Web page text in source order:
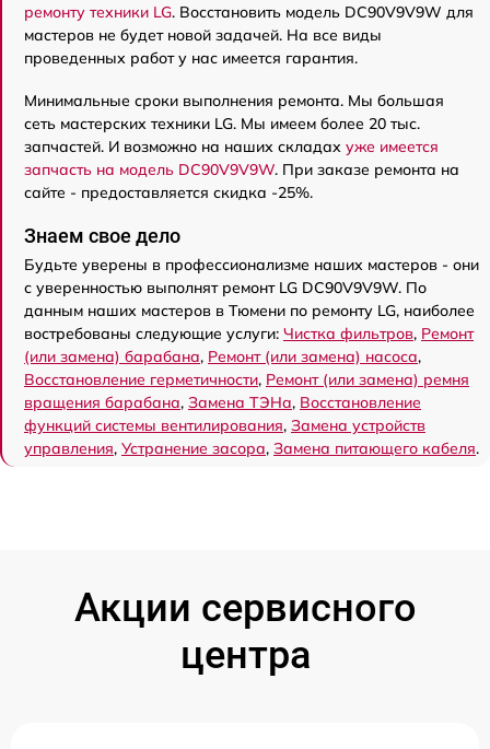
ремонту техники LG. Восстановить модель DC90V9V9W для
мастеров не будет новой задачей. На все виды
проведенных работ у нас имеется гарантия.
Минимальные сроки выполнения ремонта. Мы большая
сеть мастерских техники LG. Мы имеем более 20 тыс.
запчастей. И возможно на наших складах уже имеется
запчасть на модель DC90V9V9W. При заказе ремонта на
сайте - предоставляется скидка -25%.
Знаем свое дело
Будьте уверены в профессионализме наших мастеров - они
с уверенностью выполнят ремонт LG DC90V9V9W. По
данным наших мастеров в Тюмени по ремонту LG, наиболее
востребованы следующие услуги: Чистка фильтров, Ремонт
(или замена) барабана, Ремонт (или замена) насоса,
Восстановление герметичности, Ремонт (или замена) ремня
вращения барабана, Замена ТЭНа, Восстановление
функций системы вентилирования, Замена устройств
управления, Устранение засора, Замена питающего кабеля.
Акции сервисного
центра